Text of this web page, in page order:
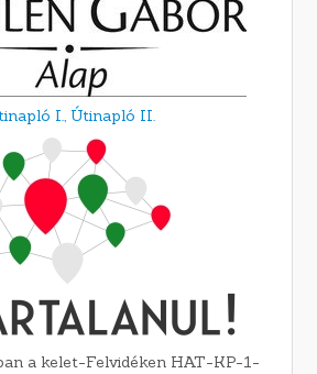
I., Útinapló II.
a kelet-Felvidéken HAT-KP-1-